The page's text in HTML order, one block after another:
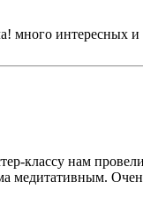
много интересных
классу нам
медитативным.